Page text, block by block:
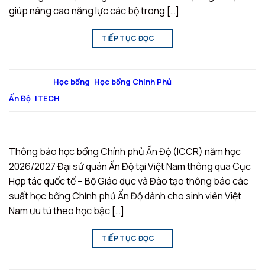
giúp nâng cao năng lực các bộ trong […]
TIẾP TỤC ĐỌC
Học bổng Học bổng Chính Phủ
Ấn Độ ITECH
Thông báo học bổng Chính phủ Ấn Độ (ICCR) năm học
2026/2027 Đại sứ quán Ấn Độ tại Việt Nam thông qua Cục
Hợp tác quốc tế – Bộ Giáo dục và Đào tạo thông báo các
suất học bổng Chính phủ Ấn Độ dành cho sinh viên Việt
Nam ưu tú theo học bậc […]
TIẾP TỤC ĐỌC